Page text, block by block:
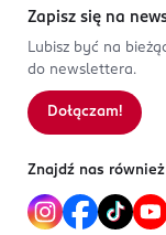
2
1
Sortowanie
Zapisz się na
Lubisz być na
do newslettera.
Dołączam!
Znajdź nas